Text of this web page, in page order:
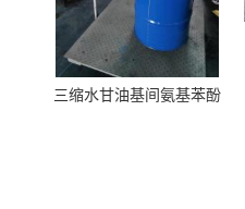
三缩水甘油基间氨基苯酚